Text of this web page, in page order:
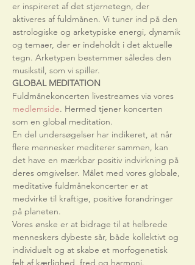
er inspireret af det stjernetegn, der
aktiveres af fuldmånen. Vi tuner ind på den
astrologiske og arketypiske energi, dynamik
og temaer, der er indeholdt i det aktuelle
tegn. Arketypen bestemmer således den
musikstil, som vi spiller.
GLOBAL MEDITATION
Fuldmånekoncerten livestreames via vores
medlemside. Hermed tjener koncerten
som en global meditation.
En del undersøgelser har indikeret, at når
flere mennesker mediterer sammen, kan
det have en mærkbar positiv indvirkning på
deres omgivelser. Målet med vores globale,
meditative fuldmånekoncerter er at
medvirke til kraftige, positive forandringer
på planeten.
Vores ønske er at bidrage til at helbrede
menneskers dybeste sår, både kollektivt og
individuelt og at skabe et morfogenetisk
felt af kærlighed, fred og harmoni.